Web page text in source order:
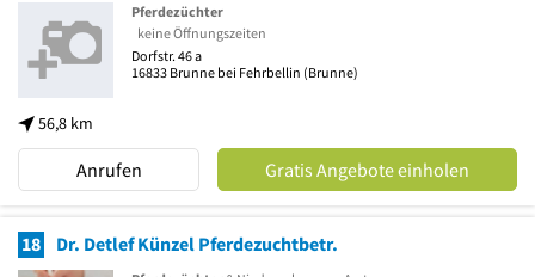
56,8 km
Pferdezüchter
keine Öffnungszeiten
Dorfstr. 46 a
16833 Brunne bei Fehrbellin (Brunne)
Anrufen Gratis Angebote einholen
18 Dr. Detlef Künzel Pferdezuchtbetr.